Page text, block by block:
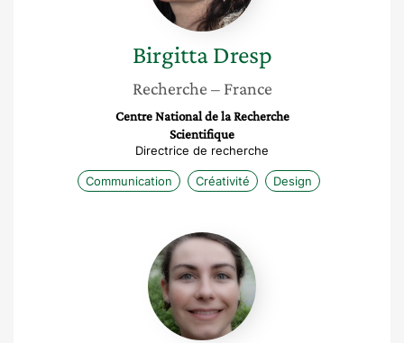
Birgitta Dresp
Recherche – France
Centre National de la Recherche
Scientifique
Directrice de recherche
Communication Créativité Design
Léa
Pillette